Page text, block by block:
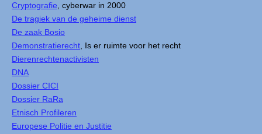
Cryptografie , cyberwar in 2000
De tragiek van de geheime dienst
De zaak Bosio
Demonstratierecht , Is er ruimte voor het recht
Dierenrechtenactivisten
DNA
Dossier CICI
Dossier RaRa
Etnisch Profileren
Europese Politie en Justitie